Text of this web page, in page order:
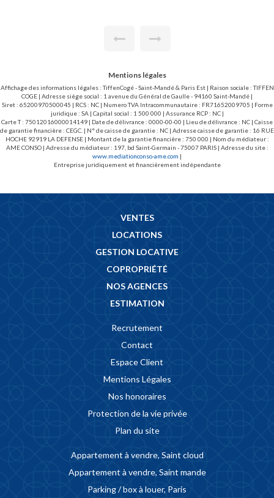
et une salle de douche. Au premier étage le
room, une pièce de rangement et une cave. Un
à la maison et un cabanon complètent ce
et arboré offrant un cadre bucolique à souhait !
idéale pour une famille est située au coeur d'un
agréable. N'hésitez pas à nous contacter
!
Mentions légales
Affichage des informations légales : TiffenCogé - Saint-Mandé & Paris Est | Raison sociale : TIFFEN
COGE | Adresse siège social : 1 avenue du Général de Gaulle - 94160 Saint-Mandé |
Siret : 65200970500045 | RCS : NC | Numero TVA Intracommunautaire : FR71652009705 | Forme
juridique : SA | Capital social : 1 500 000 | Assurance RCP : NC |
Carte T : 75012016000014149 | Date de délivrance : 0000-00-00 | Lieu de délivrance : NC | Caisse
de garantie financière : CEGC. | N° de caisse de garantie : NC | Adresse caisse de garantie : 16 RUE
HOCHE 92919 LA DEFENSE | Montant de la garantie financière : 750 000 | Nom du médiateur :
AME CONSO | Adresse du médiateur : 197, bd Saint-Germain - 75007 PARIS | Adresse du site :
www.mediationconso-ame.com |
Entreprise juridiquement et financièrement indépendante
VENTES
LOCATIONS
GESTION LOCATIVE
COPROPRIÉTÉ
NOS AGENCES
ESTIMATION
Recrutement
Contact
Espace Client
Mentions Légales
Nos honoraires
Protection de la vie privée
Plan du site
Appartement à vendre, Saint cloud
Appartement à vendre, Saint mande
Parking / box à louer, Paris